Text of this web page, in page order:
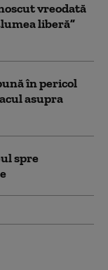
vreodată
liberă”
în pericol
asupra
spre